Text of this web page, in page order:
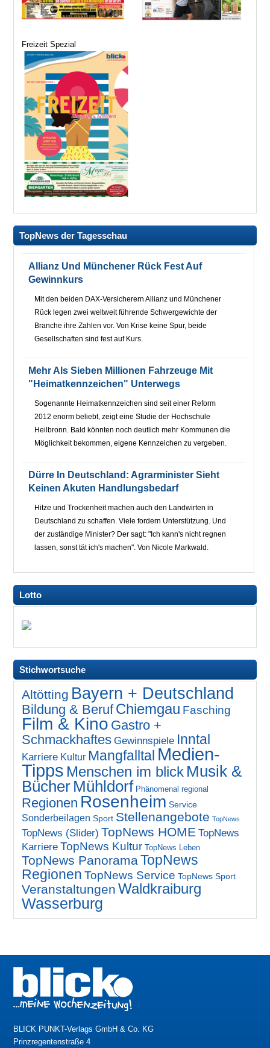
Freizeit Spezial
TopNews der Tagesschau
Allianz Und Münchener Rück Fest Auf
Gewinnkurs
Mit den beiden DAX-Versicherern Allianz und Münchener
Rück legen zwei weltweit führende Schwergewichte der
Branche ihre Zahlen vor. Von Krise keine Spur, beide
Gesellschaften sind fest auf Kurs.
Mehr Als Sieben Millionen Fahrzeuge Mit
"Heimatkennzeichen" Unterwegs
Sogenannte Heimatkennzeichen sind seit einer Reform
2012 enorm beliebt, zeigt eine Studie der Hochschule
Heilbronn. Bald könnten noch deutlich mehr Kommunen die
Möglichkeit bekommen, eigene Kennzeichen zu vergeben.
Dürre In Deutschland: Agrarminister Sieht
Keinen Akuten Handlungsbedarf
Hitze und Trockenheit machen auch den Landwirten in
Deutschland zu schaffen. Viele fordern Unterstützung. Und
der zuständige Minister? Der sagt: "Ich kann's nicht regnen
lassen, sonst tät ich's machen". Von Nicole Markwald.
Lotto
Stichwortsuche
Altötting Bayern + Deutschland
Bildung & Beruf Chiemgau Fasching
Film & Kino Gastro +
Schmackhaftes Gewinnspiele Inntal
Karriere Kultur Mangfalltal Medien-
Tipps Menschen im blick Musik &
Bücher Mühldorf Phänomenal regional
Regionen Rosenheim Service
Sonderbeilagen Sport Stellenangebote TopNews
TopNews (Slider) TopNews HOME TopNews
Karriere TopNews Kultur TopNews Leben
TopNews PanoramaTopNews
Regionen TopNews Service TopNews Sport
Veranstaltungen Waldkraiburg
Wasserburg
BLICK PUNKT-Verlags GmbH & Co. KG
Prinzregentenstraße 4